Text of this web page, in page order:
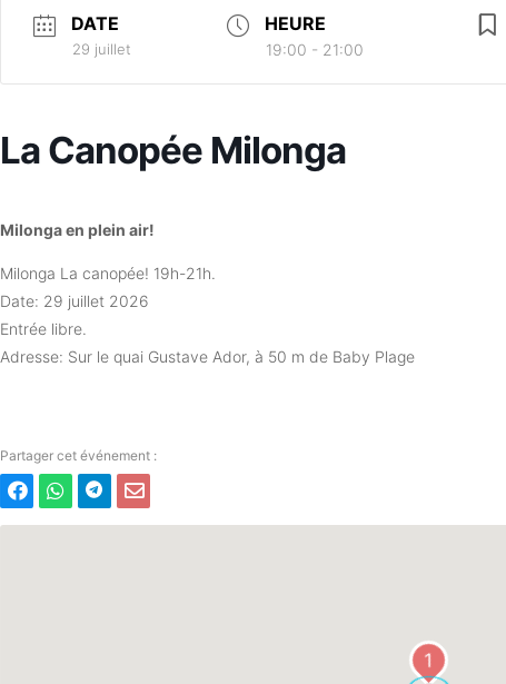
DATE
29 juillet
HEURE
19:00 - 21:00
La Canopée Milonga
Milonga en plein air!
Milonga La canopée! 19h-21h.
Date: 29 juillet 2026
Entrée libre.
Adresse: Sur le quai Gustave Ador, à 50 m de Baby Plage
1